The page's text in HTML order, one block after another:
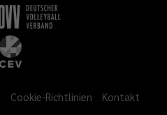
Cookie-Richtlinien Kontakt